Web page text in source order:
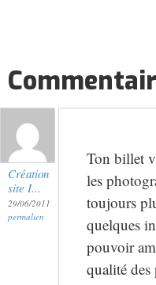
Création
site I...
29/06/2011
permalien
Ton billet
les
toujours
quelques
pouvoir
qualité des